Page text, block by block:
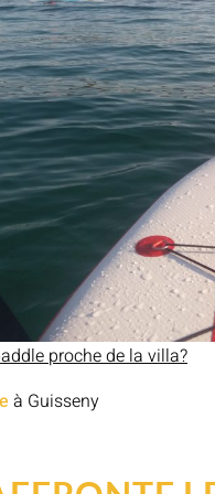
proche de la villa?
à Guisseny